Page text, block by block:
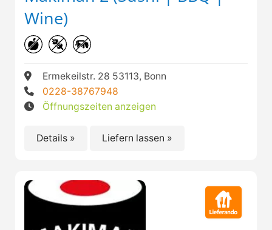
Wine)
Ermekeilstr. 28 53113, Bonn
0228-38767948
Öffnungszeiten anzeigen
Details » Liefern lassen »